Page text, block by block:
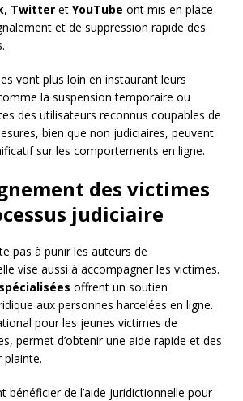
, Twitter et YouTube ont mis en place
et de suppression rapide des
vont plus loin en instaurant leurs
la suspension temporaire ou
des utilisateurs reconnus coupables de
bien que non judiciaires, peuvent
sur les comportements en ligne.
des victimes
judiciaire
pas à punir les auteurs de
vise aussi à accompagner les victimes.
offrent un soutien
aux personnes harcelées en ligne.
pour les jeunes victimes de
permet d’obtenir une aide rapide et des
plainte.
bénéficier de l’aide juridictionnelle pour